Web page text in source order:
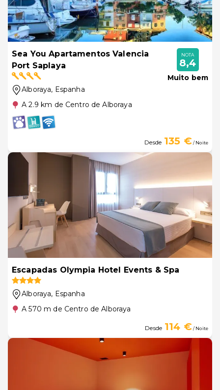
Sea You Apartamentos Valencia
Port Saplaya
Alboraya, Espanha
A 2.9 km de Centro de Alboraya
NOTA
8,4
Muito bem
Desde 135 €/ Noite
Escapadas Olympia Hotel Events & Spa
Alboraya, Espanha
A 570 m de Centro de Alboraya
Desde 114 €/ Noite